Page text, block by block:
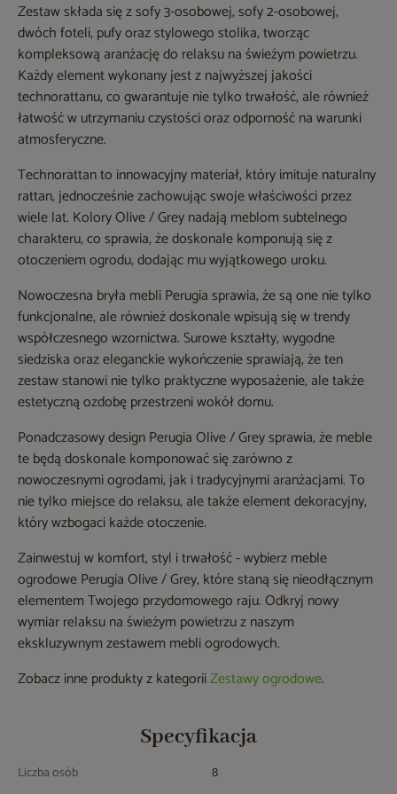
Zestaw składa się z sofy 3-osobowej, sofy 2-osobowej,
dwóch foteli, pufy oraz stylowego stolika, tworząc
kompleksową aranżację do relaksu na świeżym powietrzu.
Każdy element wykonany jest z najwyższej jakości
technorattanu, co gwarantuje nie tylko trwałość, ale również
łatwość w utrzymaniu czystości oraz odporność na warunki
atmosferyczne.
Technorattan to innowacyjny materiał, który imituje naturalny
rattan, jednocześnie zachowując swoje właściwości przez
wiele lat. Kolory Olive / Grey nadają meblom subtelnego
charakteru, co sprawia, że doskonale komponują się z
otoczeniem ogrodu, dodając mu wyjątkowego uroku.
Nowoczesna bryła mebli Perugia sprawia, że są one nie tylko
funkcjonalne, ale również doskonale wpisują się w trendy
współczesnego wzornictwa. Surowe kształty, wygodne
siedziska oraz eleganckie wykończenie sprawiają, że ten
zestaw stanowi nie tylko praktyczne wyposażenie, ale także
estetyczną ozdobę przestrzeni wokół domu.
Ponadczasowy design Perugia Olive / Grey sprawia, że meble
te będą doskonale komponować się zarówno z
nowoczesnymi ogrodami, jak i tradycyjnymi aranżacjami. To
nie tylko miejsce do relaksu, ale także element dekoracyjny,
który wzbogaci każde otoczenie.
Zainwestuj w komfort, styl i trwałość - wybierz meble
ogrodowe Perugia Olive / Grey, które staną się nieodłącznym
elementem Twojego przydomowego raju. Odkryj nowy
wymiar relaksu na świeżym powietrzu z naszym
ekskluzywnym zestawem mebli ogrodowych.
Zobacz inne produkty z kategoriiZestawy ogrodowe.
Specyfikacja
Liczba osób 8